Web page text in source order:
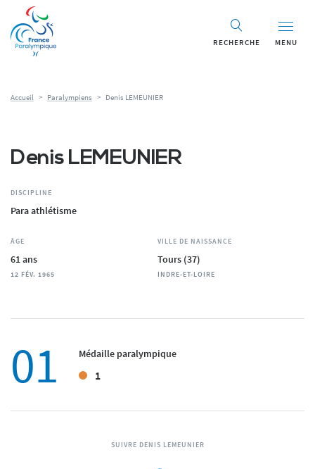
RECHERCHE MENU
Accueil > Paralympiens > Denis LEMEUNIER
Denis LEMEUNIER
DISCIPLINE
Para athlétisme
ÂGE
61 ans
12 FÉV. 1965
VILLE DE NAISSANCE
Tours (37)
INDRE-ET-LOIRE
01 Médaille paralympique
1
SUIVRE DENIS LEMEUNIER
Panneau de gestion des cookies